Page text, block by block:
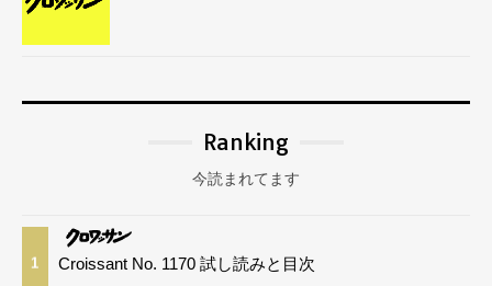
Ranking
今読まれてます
1 Croissant No. 1170 試し読みと目次